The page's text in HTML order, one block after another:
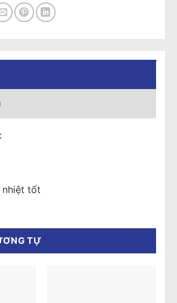
nhiệt tốt
TỰ